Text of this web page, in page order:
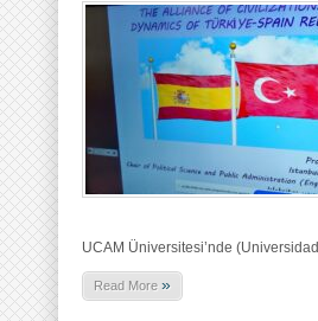
UCAM Üniversitesi’nde (Universidad
Read More »